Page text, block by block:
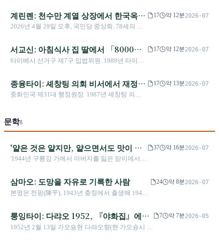
「국가분열죄」로 입건 수사한 최초의 타이완 민
선 정치인이 되었고, CCTV는 「신상 털기」 특집
성으로 타이베이에 있는 그의 자택과 근무지 좌표
를 공개했다; 그는 밸런타인데이를 프랑스로 향하
그를 타이베이 시장 후보로 공식 공천했는데, 그
가 출마하려는 곳은 바로 위성 지도에 좌표가 표
시된 그 도시였다.
어 주며 선거 구호를 시민들의 손에 쥐여주었다. 8
년 연속 선거 불패, 두 차례 타이중 시장, 6선 국회
의원을 거친 후, 2025년 8월 주리룬(朱立倫)이 공
하자, 그녀는 「어려울수록 엄마는 집에 남는다」
고 답했다. 그러나 2026년 4월 최신 여론조사에서
계린롄: 천수만 계열 상장에서 한국옥
제명을 요구한 부주석까지
2026년 4월 29일 오후, 국민당 중상회. 78세의 부
"죽어도 국옥 형이 당을 팔아 영예를 구하는 일을
할 거라고는 믿지 않겠습니다. 만약 그런 일이 있
다면 황푸흥이 반드시 분연히 일어나 대의멸친을
다." 이 말에 천수만이 나와서 "그가 이렇게 변한
줄 몰랐다"고 한탄했다. 20년 전 그를 승진시켜 이
17 약 12분2026-07
서교신: 아침식사 집 딸에서 「8000억
군사 구매」 의원이 되기까지, 유행을
타이베시 선거구 제7구 입법위원. 1989년 타이베
에 국민당 역사상 최연소 중앙상무위원이 되었으
며, 2024년 89,727표로 서숙화를 꺾고 입법원에
진입했다. 2025년 대해직 투표에서 찬성 6.2만 표
중앙의 3800억+N과 충돌했으며, 기린련이 「원수
지 말라」고 지목했다.
17 약 12분2026-07
종융타이: 셰창팅 의회 비서에서 재정수
입지분법 부기 거부의 조율자까지
중화민국 제31대 행정원장. 1987년 셰창팅 의회
어받은 후 소수 정부, 트럼프 관세, 1.25조 군매, 대
폐직 전패를 마주했으며, 2025년 12월 헌정 사상
었다.
17 약 13분2026-07
문학8
'얕은 것은 얕지만, 얕으면서도 맛이 있
어야 한다'
'1944년 구룡강 가에서 아버지를 잃은 맏이에서,
량(林良)은 73년간 증명했다: 아이는 완전한 독자
로 대우받을 가치가 있다.'
37 약 16분2026-07
삼마오: 도망을 자유로 기록한 사람
본명은 천핑(陳平), 1943년 충칭에서 출생해 1948
생님의 공개적인 모욕으로 학업을 중단하고, 7년간
자폐 상태에 빠졌다가 다시 글을 쓰기 시작했다.
1973년 호세와 서사하라에서 결혼해 산문으로 폭
24 약 8분2026-07
룽잉타이: 다랴오 1952, 『야화집』에서
타이완 초대 문화부 장관이 된 공공 지식
1952년 2월 13일 가오슝현 다랴오향(현 가오슝시 다
7 약 7분2026-05